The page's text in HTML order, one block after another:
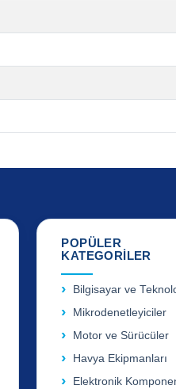
POPÜLER
KATEGORİLER
Bilgisayar ve
Mikrodenetleyiciler
Motor ve Sürücüler
Havya Ekipmanları
Elektronik